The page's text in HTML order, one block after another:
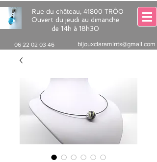
Rue du château, 41800 TRÔO
Ouvert du jeudi au dimanche
de 14h à 18h30
06 22 02 03 46 bijouxclaramints@gmail.com